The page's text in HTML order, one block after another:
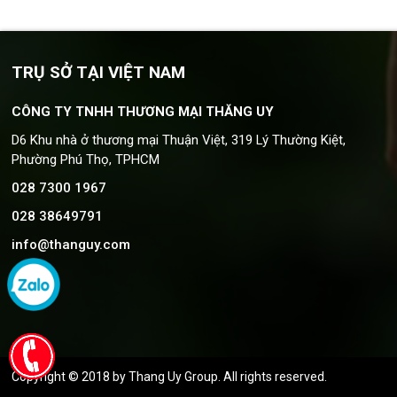
TRỤ SỞ TẠI VIỆT NAM
CÔNG TY TNHH THƯƠNG MẠI THĂNG UY
D6 Khu nhà ở thương mại Thuận Việt, 319 Lý Thường Kiệt,
Phường Phú Thọ, TPHCM
028 7300 1967
028 38649791
info@thanguy.com
Copyright © 2018by Thang Uy Group . All rights reserved.